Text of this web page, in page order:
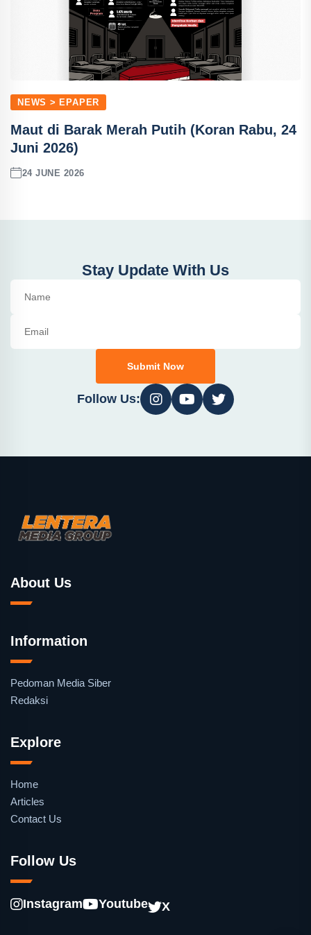
NEWS > EPAPER
Maut di Barak Merah Putih (Koran Rabu, 24
Juni 2026)
24 JUNE 2026
Stay Update With Us
Submit Now
Follow Us:
About Us
Information
Pedoman Media Siber
Redaksi
Explore
Home
Articles
Contact Us
Follow Us
Instagram Youtube X